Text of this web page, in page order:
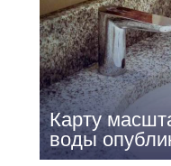
Карту
воды